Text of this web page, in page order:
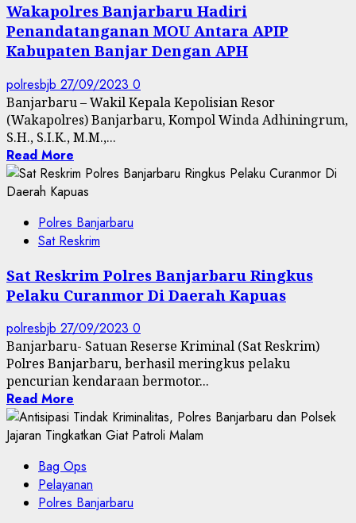
Wakapolres Banjarbaru Hadiri
Penandatanganan MOU Antara APIP
Kabupaten Banjar Dengan APH
polresbjb 27/09/2023 0
Banjarbaru – Wakil Kepala Kepolisian Resor
(Wakapolres) Banjarbaru, Kompol Winda Adhiningrum,
S.H., S.I.K., M.M.,...
Read More
Polres Banjarbaru
Sat Reskrim
Sat Reskrim Polres Banjarbaru Ringkus
Pelaku Curanmor Di Daerah Kapuas
polresbjb 27/09/2023 0
Banjarbaru- Satuan Reserse Kriminal (Sat Reskrim)
Polres Banjarbaru, berhasil meringkus pelaku
pencurian kendaraan bermotor...
Read More
Bag Ops
Pelayanan
Polres Banjarbaru